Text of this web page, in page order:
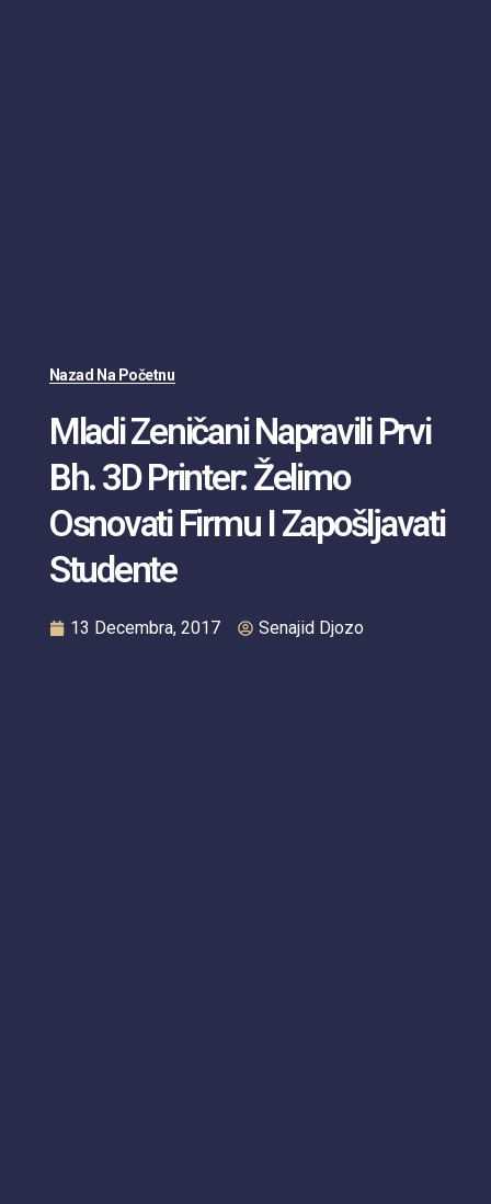
Nazad Na Početnu
Mladi Zeničani Napravili Prvi
Bh. 3D Printer: Želimo
Osnovati Firmu I Zapošljavati
Studente
13 Decembra, 2017 Senajid Djozo